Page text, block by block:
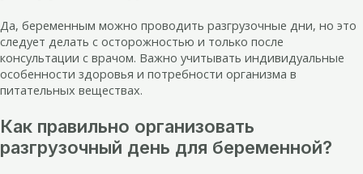
Да, беременным можно проводить разгрузочные дни, но это
следует делать с осторожностью и только после
консультации с врачом. Важно учитывать индивидуальные
особенности здоровья и потребности организма в
питательных веществах.
Как правильно организовать
разгрузочный день для беременной?